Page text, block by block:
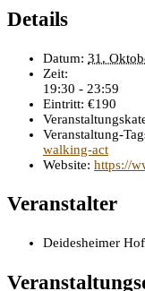
Details
Datum: 31.
Zeit:
19:30 - 23:59
Eintritt: €190
Veranstaltung-
walking-act
Website: https://
Veranstalter
Deidesheimer Hof